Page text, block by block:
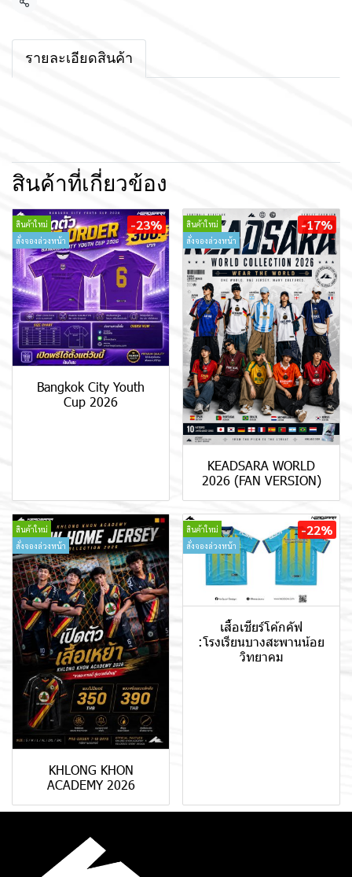
แชร์
รายละเอียดสินค้า
สินค้าที่เกี่ยวข้อง
สินค้าใหม่
สั่งจองล่วงหน้า
-23%
Bangkok City Youth
Cup 2026
สินค้าใหม่
สั่งจองล่วงหน้า
-17%
KEADSARA WORLD
2026 (FAN VERSION)
สินค้าใหม่
สั่งจองล่วงหน้า
KHLONG KHON
ACADEMY 2026
สินค้าใหม่
สั่งจองล่วงหน้า
-22%
เสื้อเชียร์โค้กคัฟ
:โรงเรียนบางสะพานน้อย
วิทยาคม